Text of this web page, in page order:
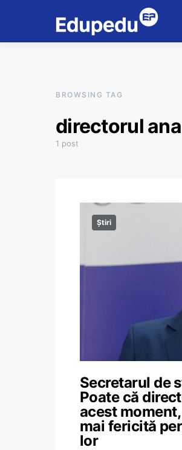
BROWSING TAG
directorul
1 post
Știri
Secretarul de
Poate că
acest
mai fericită
lor